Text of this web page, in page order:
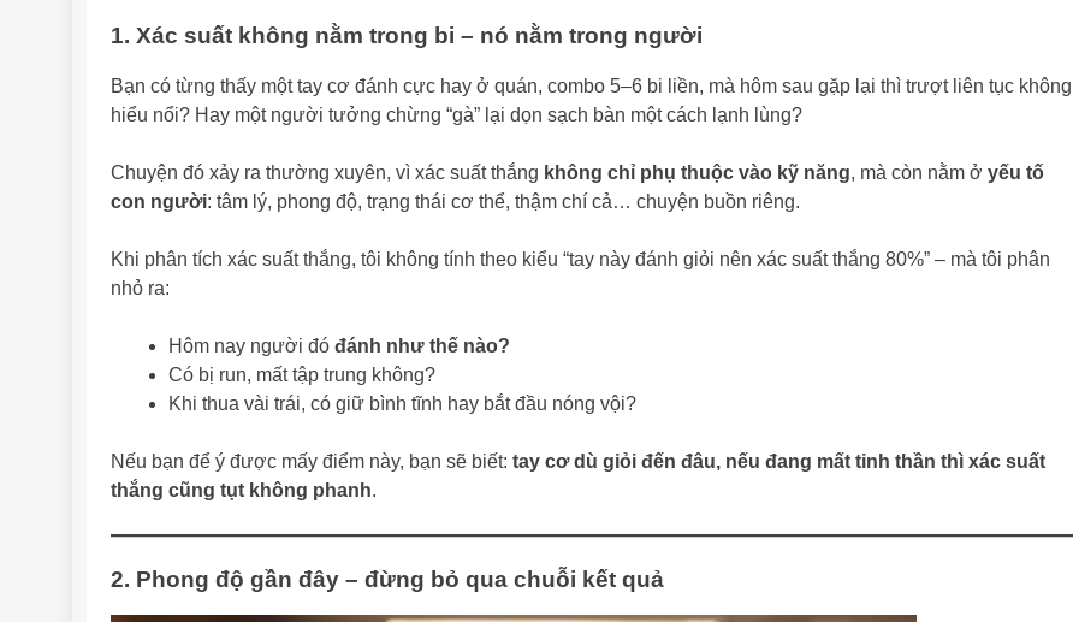
1. Xác suất không nằm trong bi – nó nằm trong người
Bạn có từng thấy một tay cơ đánh cực hay ở quán, combo 5–6 bi liền, mà hôm sau gặp lại thì trượt liên tục không
hiểu nổi? Hay một người tưởng chừng “gà” lại dọn sạch bàn một cách lạnh lùng?
Chuyện đó xảy ra thường xuyên, vì xác suất thắng không chỉ phụ thuộc vào kỹ năng, mà còn nằm ở yếu tố
con người: tâm lý, phong độ, trạng thái cơ thể, thậm chí cả… chuyện buồn riêng.
Khi phân tích xác suất thắng, tôi không tính theo kiểu “tay này đánh giỏi nên xác suất thắng 80%” – mà tôi phân
nhỏ ra:
Hôm nay người đó đánh như thế nào?
Có bị run, mất tập trung không?
Khi thua vài trái, có giữ bình tĩnh hay bắt đầu nóng vội?
Nếu bạn để ý được mấy điểm này, bạn sẽ biết: tay cơ dù giỏi đến đâu, nếu đang mất tinh thần thì xác suất
thắng cũng tụt không phanh.
2. Phong độ gần đây – đừng bỏ qua chuỗi kết quả